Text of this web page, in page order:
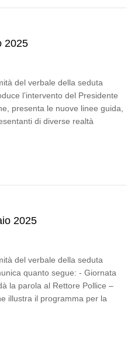
2025
del verbale della seduta
l’intervento del Presidente
presenta le nuove linee guida,
di diverse realtà
2025
del verbale della seduta
quanto segue: - Giornata
la parola al Rettore Pollice –
illustra il programma per la